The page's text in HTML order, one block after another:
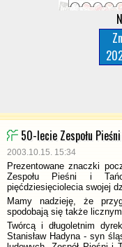
Zn
50-lecie Zespołu
2003.10.15. 15:34
Prezentowane znaczki
Zespołu Pieśni i
pięćdziesięciolecia swojej
Mamy nadzieję, że
spodobają się także
Twórcą i długoletnim
Stanisław Hadyna - syn